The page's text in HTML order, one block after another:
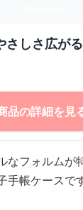
さしさ広が
品の詳細を見
なフォルムが
帳ケースです